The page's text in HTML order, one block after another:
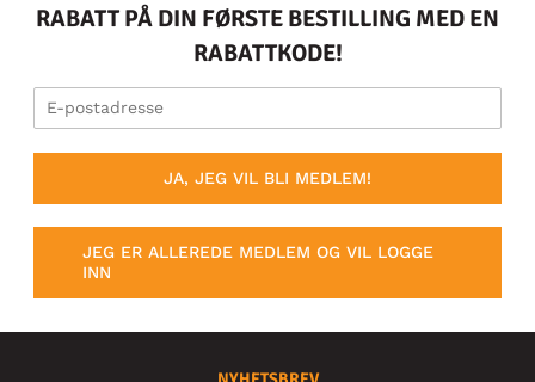
RABATT PÅ DIN FØRSTE BESTILLING MED EN
RABATTKODE!
JA, JEG VIL BLI MEDLEM!
JEG ER ALLEREDE MEDLEM OG VIL LOGGE
INN